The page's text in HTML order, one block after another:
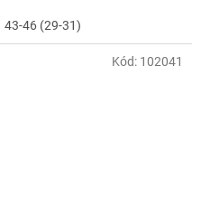
43-46 (29-31)
Kód: 102041